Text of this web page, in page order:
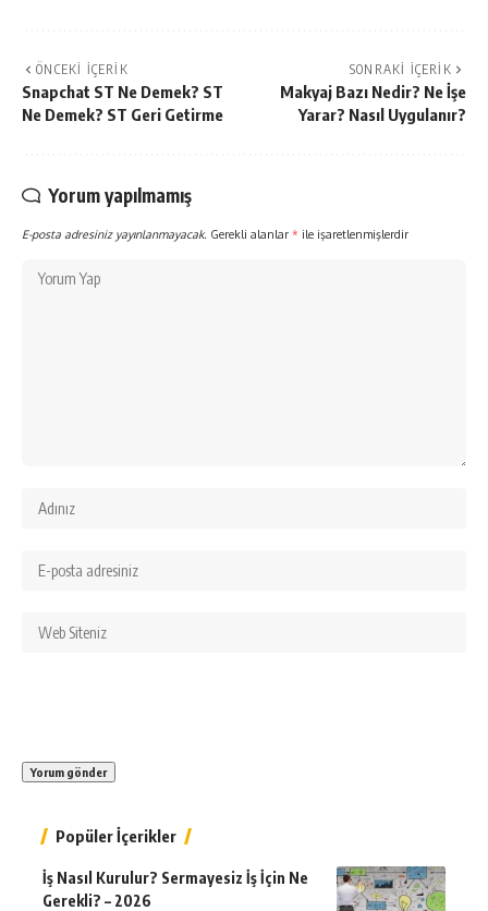
ÖNCEKI İÇERIK
Snapchat ST Ne Demek? ST
Ne Demek? ST Geri Getirme
SONRAKI İÇERIK
Makyaj Bazı Nedir? Ne İşe
Yarar? Nasıl Uygulanır?
Yorum yapılmamış
E-posta adresiniz yayınlanmayacak. Gerekli alanlar * ile işaretlenmişlerdir
Popüler İçerikler
İş Nasıl Kurulur? Sermayesiz İş İçin Ne
Gerekli? – 2026